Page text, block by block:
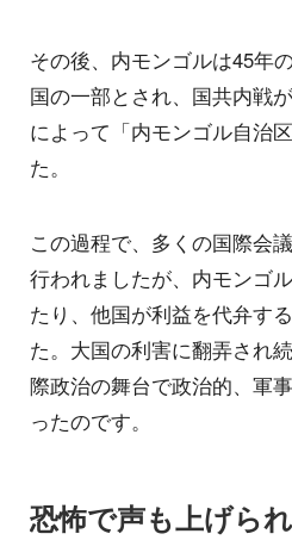
その後、内モンゴルは45年
国の一部とされ、国共内戦
によって「内モンゴル自治
た。
この過程で、多くの国際会
行われましたが、内モンゴ
たり、他国が利益を代弁す
た。大国の利害に翻弄され
際政治の舞台で政治的、軍
ったのです。
恐怖で声も上げら